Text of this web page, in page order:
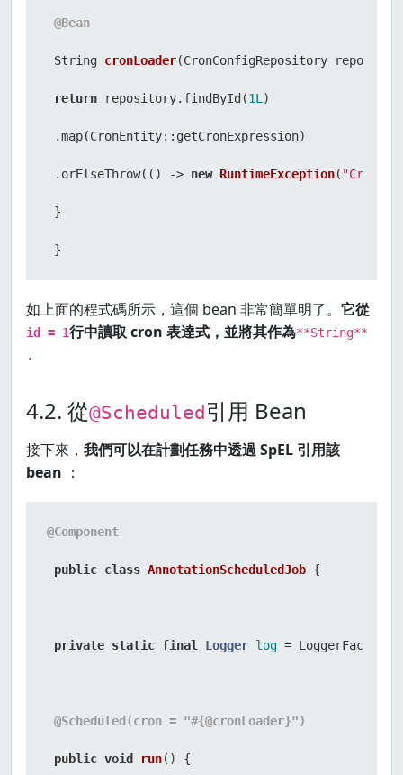
@Bean
String cronLoader(CronConfigRepository
return repository.findById(1L )
.map(CronEntity::getCronExpression)
.orElseThrow(() -> new RuntimeException( "Cron
}
}
如上面的程式碼所示，這個 bean 非常簡單明了。 它從
id = 1行中讀取 cron 表達式，並將其作為**String**
.
4.2. 從@Scheduled 引用 Bean
接下來， 我們可以在計劃任務中透過 SpEL 引用該
bean ：
@Component
public class AnnotationScheduledJob {
private static final Logger log =
@Scheduled(cron = "#{@cronLoader}")
public void run() {